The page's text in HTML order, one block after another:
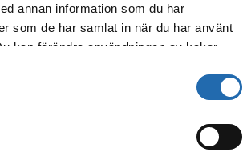
annan information som du har
som de har samlat in när du har använt
kan förändra användningen av kakor